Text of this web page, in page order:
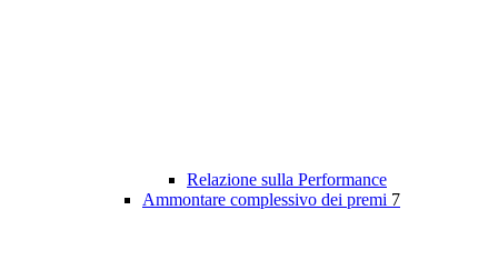
Relazione sulla Performance
Ammontare complessivo dei premi 7